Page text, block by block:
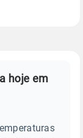
hoje em